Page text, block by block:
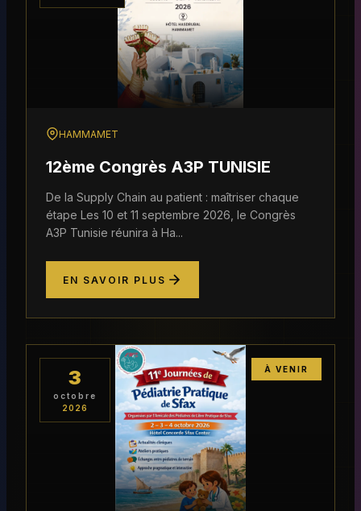
HAMMAMET
12ème Congrès A3P TUNISIE
De la Supply Chain au patient : maîtriser chaque
étape Les 10 et 11 septembre 2026, le Congrès
A3P Tunisie réunira à Ha...
EN SAVOIR PLUS
À VENIR
3
octobre
2026